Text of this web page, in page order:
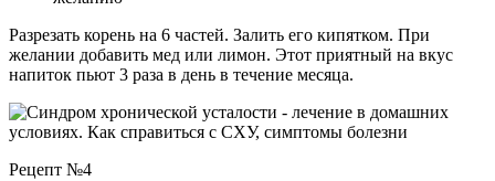
Разрезать корень на 6 частей. Залить его кипятком. При
желании добавить мед или лимон. Этот приятный на вкус
напиток пьют 3 раза в день в течение месяца.
Рецепт №4